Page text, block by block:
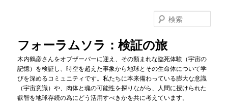
フォーラムソラ：検証の旅
木内鶴彦さんをオブザーバーに迎え、その類まれな臨死体験（宇宙の
記憶）を検証し、時空を超えた事象から地球とその生命体について学
びを深めるコミュニティです。私たちに本来備わっている膨大な意識
（宇宙意識）や、肉体と魂の可能性を探りながら、人間に授けられた
叡智を地球存続の為にどう活用すべきかを共に考えています。
索